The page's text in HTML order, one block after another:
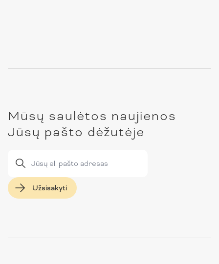
Mūsų saulėtos naujienos
Jūsų pašto dėžutėje
Užsisakyti